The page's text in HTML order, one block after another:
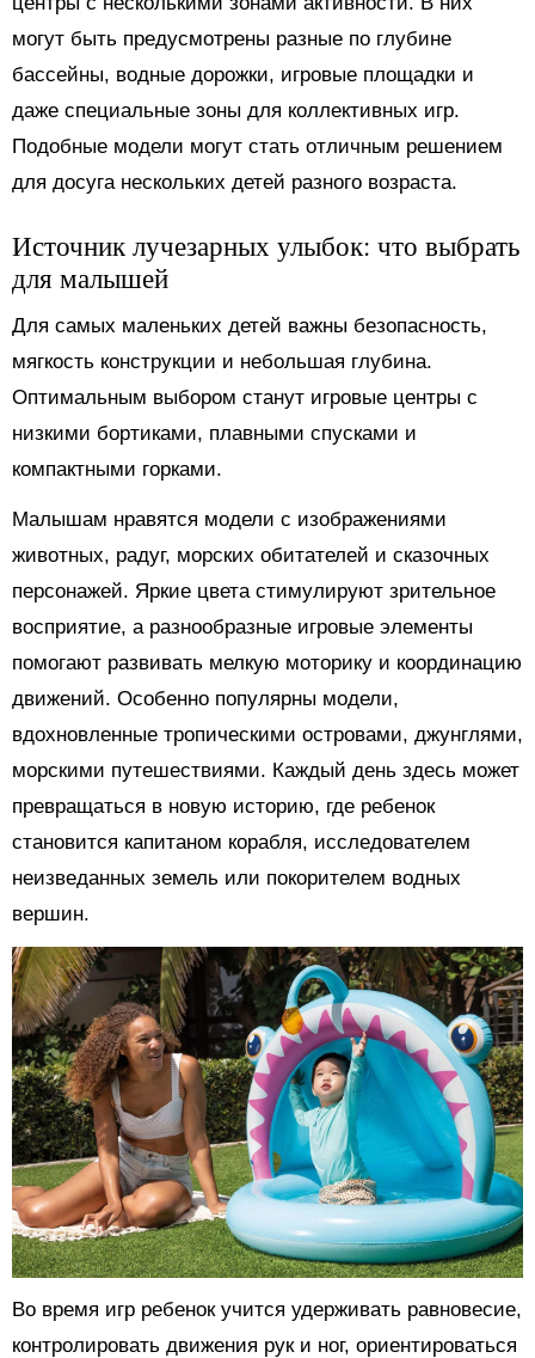
могут быть предусмотрены разные по глубине
бассейны, водные дорожки, игровые площадки и
даже специальные зоны для коллективных игр.
Подобные модели могут стать отличным решением
для досуга нескольких детей разного возраста.
Источник лучезарных улыбок: что выбрать
для малышей
Для самых маленьких детей важны безопасность,
мягкость конструкции и небольшая глубина.
Оптимальным выбором станут игровые центры с
низкими бортиками, плавными спусками и
компактными горками.
Малышам нравятся модели с изображениями
животных, радуг, морских обитателей и сказочных
персонажей. Яркие цвета стимулируют зрительное
восприятие, а разнообразные игровые элементы
помогают развивать мелкую моторику и координацию
движений. Особенно популярны модели,
вдохновленные тропическими островами, джунглями,
морскими путешествиями. Каждый день здесь может
превращаться в новую историю, где ребенок
становится капитаном корабля, исследователем
неизведанных земель или покорителем водных
вершин.
Во время игр ребенок учится удерживать равновесие,
контролировать движения рук и ног, ориентироваться